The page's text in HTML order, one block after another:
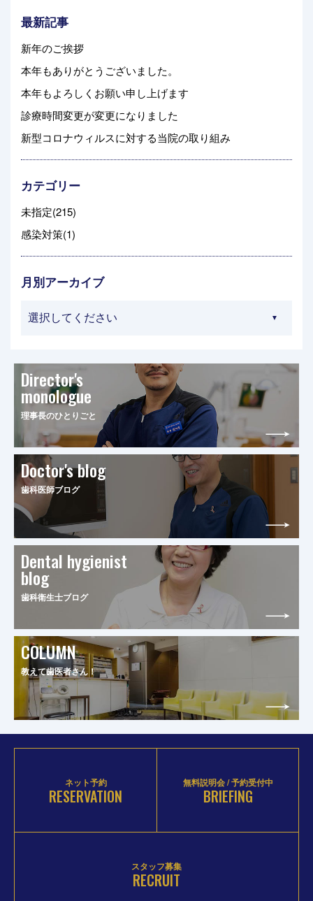
最新記事
新年のご挨拶
本年もありがとうございました。
本年もよろしくお願い申し上げます
診療時間変更が変更になりました
新型コロナウィルスに対する当院の取り組み
カテゴリー
未指定(215)
感染対策(1)
月別アーカイブ
Director's
monologue
理事長のひとりごと
Doctor's blog
歯科医師ブログ
Dental hygienist
blog
歯科衛生士ブログ
COLUMN
教えて歯医者さん！
ネット予約
RESERVATION
無料説明会 / 予約受付中
BRIEFING
スタッフ募集
RECRUIT